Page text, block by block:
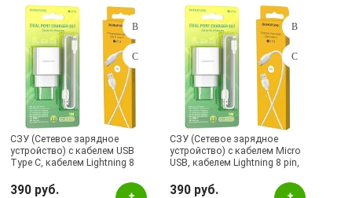
Подбор параметров
Розничная цена
Цвет
СЗУ (Сетевое зарядное
устройство) с кабелем USB
Type C, кабелем Lightning 8
метр, цвет белый
390 руб.
СЗУ (Сетевое зарядное
устройство) с кабелем Micro
USB, кабелем Lightning 8 pin,
цвет белый
390 руб.